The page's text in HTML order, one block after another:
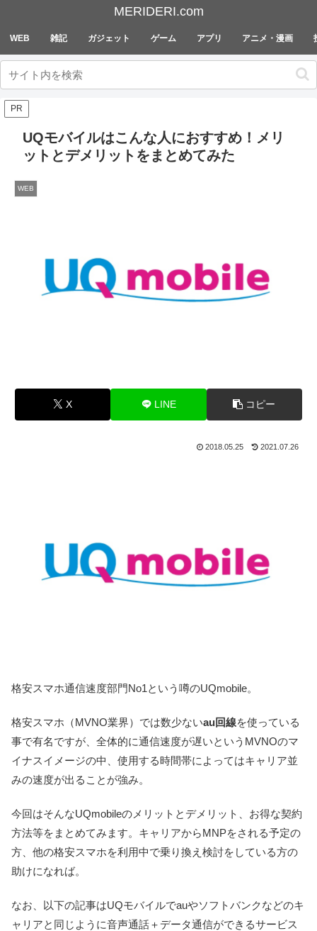
MERIDERI.com
WEB 雑記 ガジェット ゲーム アプリ アニメ・漫画
PR
UQモバイルはこんな人におすすめ！メリ
ットとデメリットをまとめてみた
WEB
X LINE コピー
2018.05.25 2021.07.26
格安スマホ通信速度部門No1という噂のUQmobile。
格安スマホ（MVNO業界）では数少ないau回線を使っている
事で有名ですが、全体的に通信速度が遅いというMVNOのマ
イナスイメージの中、使用する時間帯によってはキャリア並
みの速度が出る ことが強み。
今回はそんなUQmobileのメリットとデメリット、お得な契約
方法等をまとめてみます。キャリアからMNPをされる予定の
方、他の格安スマホを利用中で乗り換え検討をしている方の
助けになれば。
なお、以下の記事はUQモバイルでauやソフトバンクなどのキ
ャリアと同じように音声通話＋データ通信ができるサービス